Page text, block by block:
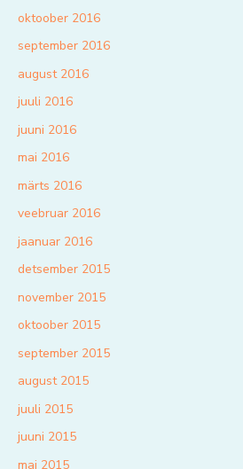
oktoober 2016
september 2016
august 2016
juuli 2016
juuni 2016
mai 2016
märts 2016
veebruar 2016
jaanuar 2016
detsember 2015
november 2015
oktoober 2015
september 2015
august 2015
juuli 2015
juuni 2015
mai 2015